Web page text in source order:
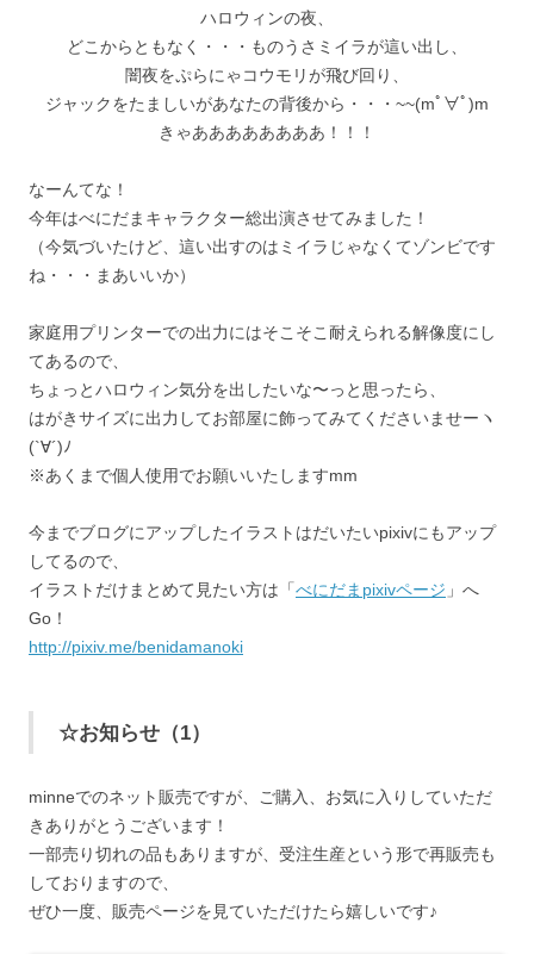
ハロウィンの夜、
どこからともなく・・・ものうさミイラが這い出し、
闇夜をぷらにゃコウモリが飛び回り、
ジャックをたましいがあなたの背後から・・・~~(mﾟ∀ﾟ)m
きゃああああああああ！！！
なーんてな！
今年はべにだまキャラクター総出演させてみました！
（今気づいたけど、這い出すのはミイラじゃなくてゾンビです
ね・・・まあいいか）
家庭用プリンターでの出力にはそこそこ耐えられる解像度にし
てあるので、
ちょっとハロウィン気分を出したいな〜っと思ったら、
はがきサイズに出力してお部屋に飾ってみてくださいませーヽ
(`∀´)ﾉ
※あくまで個人使用でお願いいたしますmm
今までブログにアップしたイラストはだいたいpixivにもアップ
してるので、
イラストだけまとめて見たい方は「べにだまpixivページ 」へ
Go！
http://pixiv.me/benidamanoki
☆お知らせ（1）
minneでのネット販売ですが、ご購入、お気に入りしていただ
きありがとうございます！
一部売り切れの品もありますが、受注生産という形で再販売も
しておりますので、
ぜひ一度、販売ページを見ていただけたら嬉しいです♪